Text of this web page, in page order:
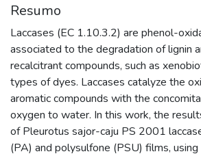
Resumo
Laccases (EC 1.10.3.2) are phenol-
associated to the degradation of lignin
recalcitrant compounds, such as
types of dyes. Laccases catalyze the
aromatic compounds with the
oxygen to water. In this work, the
of Pleurotus sajor-caju PS 2001
(PA) and polysulfone (PSU) films,